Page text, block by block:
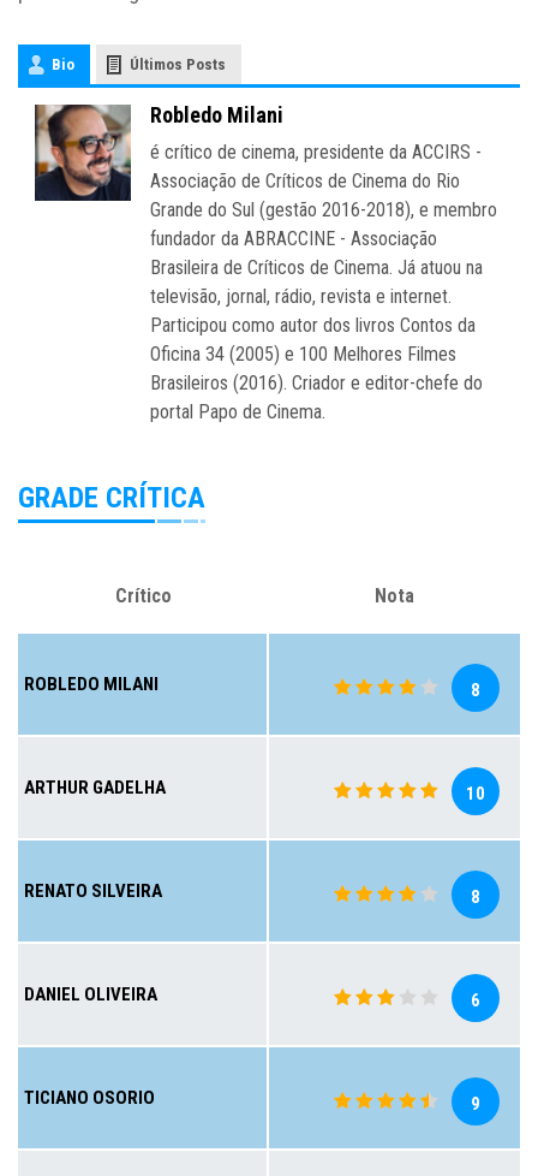
Bio Últimos Posts
Robledo Milani
é crítico de cinema, presidente da ACCIRS -
Associação de Críticos de Cinema do Rio
Grande do Sul (gestão 2016-2018), e membro
fundador da ABRACCINE - Associação
Brasileira de Críticos de Cinema. Já atuou na
televisão, jornal, rádio, revista e internet.
Participou como autor dos livros Contos da
Oficina 34 (2005) e 100 Melhores Filmes
Brasileiros (2016). Criador e editor-chefe do
portal Papo de Cinema.
GRADE CRÍTICA
Crítico Nota
ROBLEDO MILANI 8
ARTHUR GADELHA 10
RENATO SILVEIRA 8
DANIEL OLIVEIRA 6
TICIANO OSORIO 9